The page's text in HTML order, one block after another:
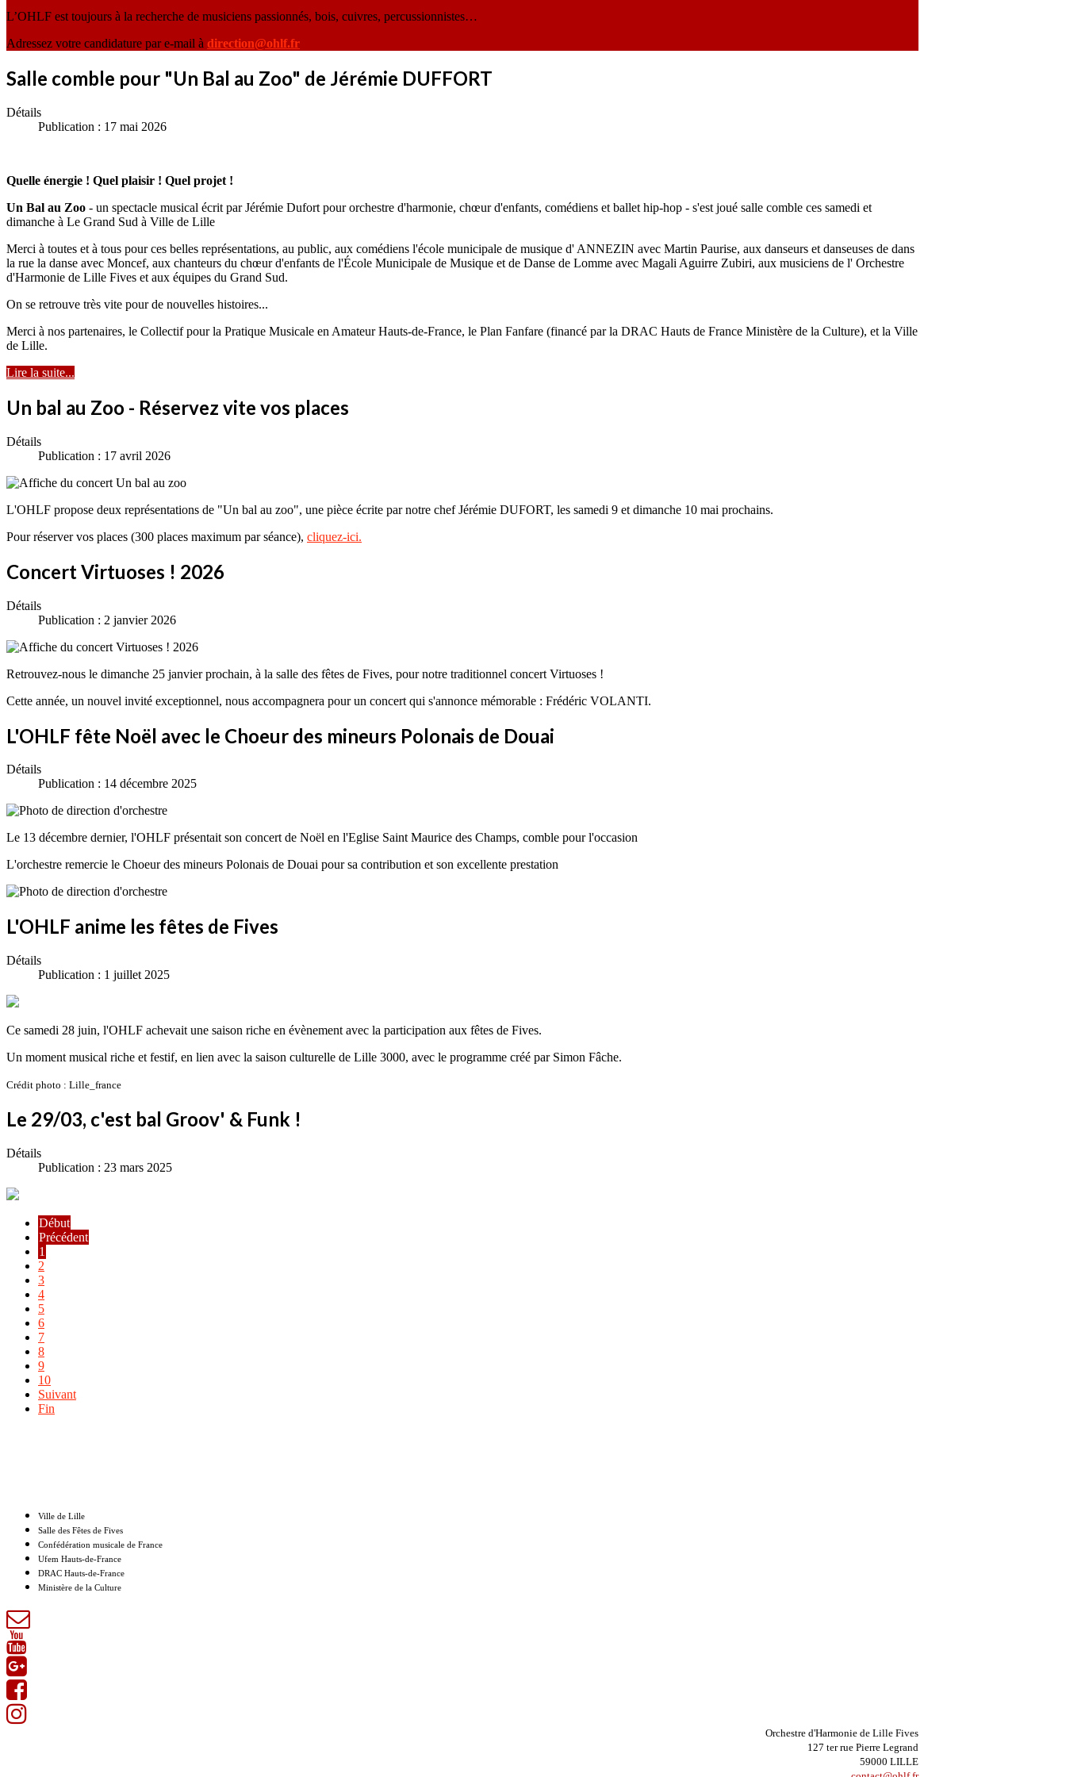
L’OHLF est toujours à la recherche de musiciens passionnés, bois, cuivres, percussionnistes…
Adressez votre candidature par e-mail à direction@ohlf.fr
Salle comble pour "Un Bal au Zoo" de Jérémie DUFFORT
Détails
Publication : 17 mai 2026
Quelle énergie ! Quel plaisir ! Quel projet !
Un Bal au Zoo - un spectacle musical écrit par Jérémie Dufort pour orchestre d'harmonie, chœur d'enfants, comédiens et ballet hip-hop - s'est joué salle comble ces samedi et
dimanche à Le Grand Sud à Ville de Lille
Merci à toutes et à tous pour ces belles représentations, au public, aux comédiens l'école municipale de musique d' ANNEZIN avec Martin Paurise, aux danseurs et danseuses de dans
la rue la danse avec Moncef, aux chanteurs du chœur d'enfants de l'École Municipale de Musique et de Danse de Lomme avec Magali Aguirre Zubiri, aux musiciens de l' Orchestre
d'Harmonie de Lille Fives et aux équipes du Grand Sud.
On se retrouve très vite pour de nouvelles histoires...
Merci à nos partenaires, le Collectif pour la Pratique Musicale en Amateur Hauts-de-France, le Plan Fanfare (financé par la DRAC Hauts de France Ministère de la Culture), et la Ville
de Lille.
Lire la suite...
Un bal au Zoo - Réservez vite vos places
Détails
Publication : 17 avril 2026
L'OHLF propose deux représentations de "Un bal au zoo", une pièce écrite par notre chef Jérémie DUFORT, les samedi 9 et dimanche 10 mai prochains.
Pour réserver vos places (300 places maximum par séance), cliquez-ici.
Concert Virtuoses ! 2026
Détails
Publication : 2 janvier 2026
Retrouvez-nous le dimanche 25 janvier prochain, à la salle des fêtes de Fives, pour notre traditionnel concert Virtuoses !
Cette année, un nouvel invité exceptionnel, nous accompagnera pour un concert qui s'annonce mémorable : Frédéric VOLANTI.
L'OHLF fête Noël avec le Choeur des mineurs Polonais de Douai
Détails
Publication : 14 décembre 2025
Le 13 décembre dernier, l'OHLF présentait son concert de Noël en l'Eglise Saint Maurice des Champs, comble pour l'occasion
L'orchestre remercie le Choeur des mineurs Polonais de Douai pour sa contribution et son excellente prestation
L'OHLF anime les fêtes de Fives
Détails
Publication : 1 juillet 2025
Ce samedi 28 juin, l'OHLF achevait une saison riche en évènement avec la participation aux fêtes de Fives.
Un moment musical riche et festif, en lien avec la saison culturelle de Lille 3000, avec le programme créé par Simon Fâche.
Crédit photo : Lille_france
Le 29/03, c'est bal Groov' & Funk !
Détails
Publication : 23 mars 2025
Début
Précédent
1
2
3
4
5
6
7
8
9
10
Suivant
Fin
Ville de Lille
Salle des Fêtes de Fives
Confédération musicale de France
Ufem Hauts-de-France
DRAC Hauts-de-France
Ministère de la Culture
Orchestre d'Harmonie de Lille Fives
127 ter rue Pierre Legrand
59000 LILLE